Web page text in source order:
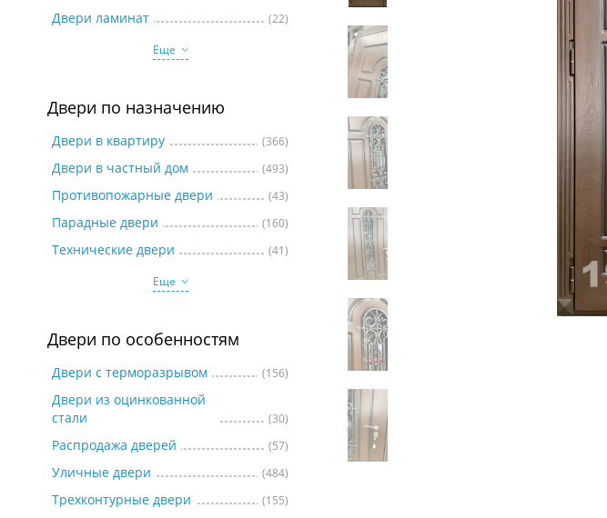
Двери с винилискожей
Двери ламинат
(22)
Еще
Двери по назначению
Двери в квартиру (366)
Двери в частный дом (493)
Противопожарные двери (43)
Парадные двери (160)
Технические двери
(41)
Еще
Двери по особенностям
Двери с терморазрывом (156)
Двери из оцинкованной
стали
(30)
Распродажа дверей (57)
Уличные двери (484)
Трехконтурные двери
(155)